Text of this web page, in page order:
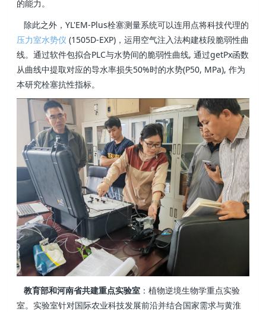
的能力。
除此之外，YL'EM-Plus栓塞测量系统可以连用点将科技代理的
压力室水势仪 (1505D-EXP)，运用空气注入法构建枝段脆弱性曲
线。通过软件包拟合PLC与水势间的脆弱性曲线, 通过getPx函数
从曲线中提取对应的导水率损失50%时的水势(P50, MPa), 作为
本研究栓塞抗性指标。
教育部和河南省共建重点实验室 ：植物逆境生物学重点实验
室。实验室针对国际农业科技发展前沿并结合国家需求与黄淮